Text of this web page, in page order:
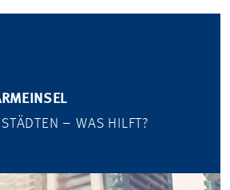
– WAS HILFT?